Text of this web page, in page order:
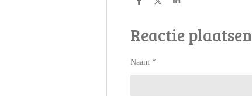
D
n
D
S
e
Reactie plaatsen
Naam *